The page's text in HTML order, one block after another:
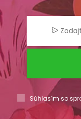
Súhlasím so